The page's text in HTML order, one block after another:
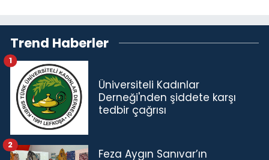
Trend Haberler
Üniversiteli Kadınlar
Derneği'nden şiddete karşı
tedbir çağrısı
1
Feza Aygın Sanıvar’ın
2